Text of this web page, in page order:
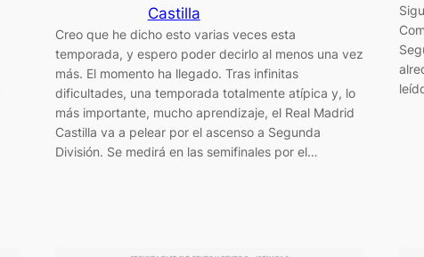
Castilla
Creo que he dicho esto varias veces esta
temporada, y espero poder decirlo al menos una vez
más. El momento ha llegado. Tras infinitas
dificultades, una temporada totalmente atípica y, lo
más importante, mucho aprendizaje, el Real Madrid
Castilla va a pelear por el ascenso a Segunda
División. Se medirá en las semifinales por el…